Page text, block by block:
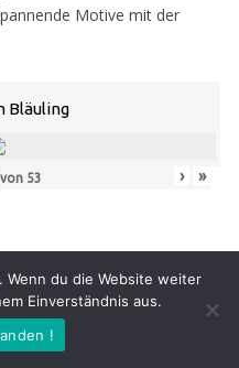
Motive mit der
Bläuling
von 53 › »
19.00 Uhr
– Do. 8.30 – 16.00 Uhr,
(durch Tagungen
Zugang zur Ausstellung
Wenn du die Website weiter
Einverständnis aus.
!